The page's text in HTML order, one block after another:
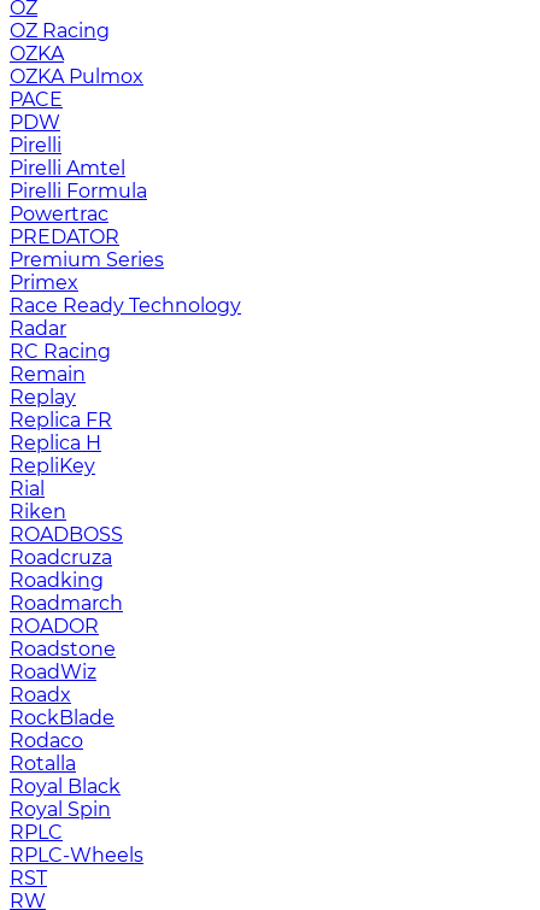
OZ
OZ Racing
OZKA
OZKA Pulmox
PACE
PDW
Pirelli
Pirelli Amtel
Pirelli Formula
Powertrac
PREDATOR
Premium Series
Primex
Race Ready Technology
Radar
RC Racing
Remain
Replay
Replica FR
Replica H
RepliKey
Rial
Riken
ROADBOSS
Roadcruza
Roadking
Roadmarch
ROADOR
Roadstone
RoadWiz
Roadx
RockBlade
Rodaco
Rotalla
Royal Black
Royal Spin
RPLC
RPLC-Wheels
RST
RW